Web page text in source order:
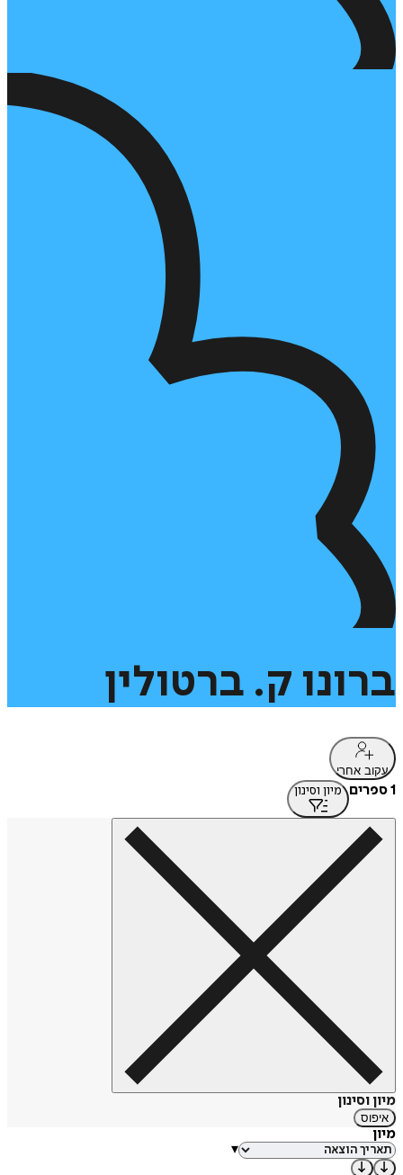
ברונו ק. ברטולין
עקוב אחרי
1 ספרים מיון וסינון
מיון וסינון
איפוס
מיון
▾